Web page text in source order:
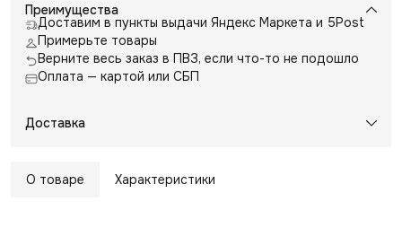
Преимущества
Доставим в пункты выдачи Яндекс Маркета и 5Post
Примерьте товары
Верните весь заказ в ПВЗ, если что-то не подошло
Оплата — картой или СБП
Доставка
О товаре Характеристики